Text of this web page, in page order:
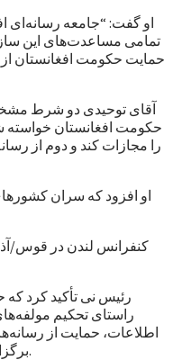
او گفت: “جامعه رسانه‌ای
تمامی مساعدت‌های این
حمایت حکومت افغانستان از
آقای توحیدی دو شرط مشخص
حکومت افغانستان خواسته
را مجازات کند و دوم از
او افزود که سران
رئیس نی تأکید کرد که
راستای تحکیم
اطلاعات، حمایت از
برگزاری انتخابات و مبارزه با فساد عملی کند.